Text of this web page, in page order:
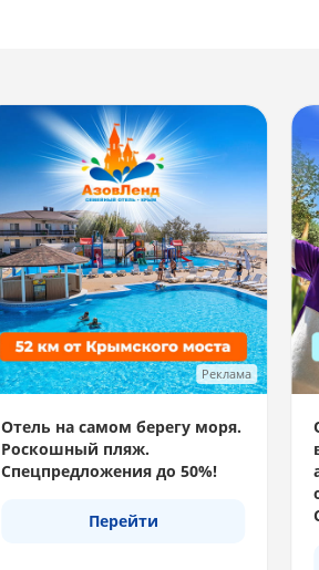
Реклама
Отель на самом берегу моря.
Роскошный пляж.
Спецпредложения до 50%!
Перейти